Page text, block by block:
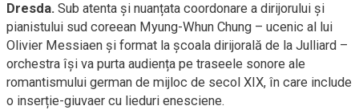
Dresda. Sub atenta și nuanțata coordonare a dirijorului și
pianistului sud coreean Myung-Whun Chung – ucenic al lui
Olivier Messiaen și format la școala dirijorală de la Julliard –
orchestra își va purta audiența pe traseele sonore ale
romantismului german de mijloc de secol XIX, în care include
o inserție-giuvaer cu lieduri enesciene.